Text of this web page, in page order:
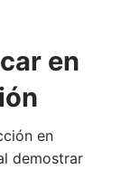
en
en
demostrar